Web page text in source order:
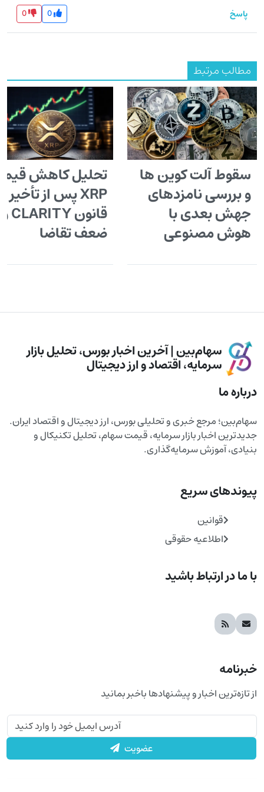
پاسخ 0
0
مطالب مرتبط
سقوط آلت کوین ها
و بررسی نامزدهای
جهش بعدی با
هوش مصنوعی
تحلیل کاهش
XRP پس از تأخیر
قانون CLARITY و
ضعف تقاضا
سهام‌بین | آخرین اخبار بورس، تحلیل بازار
سرمایه، اقتصاد و ارز دیجیتال
درباره ما
سهام‌بین؛ مرجع خبری و تحلیلی بورس، ارز دیجیتال و اقتصاد ایران.
جدیدترین اخبار بازار سرمایه، قیمت سهام، تحلیل تکنیکال و
بنیادی، آموزش سرمایه‌گذاری.
پیوندهای سریع
قوانین
اطلاعیه حقوقی
با ما در ارتباط باشید
خبرنامه
از تازه‌ترین اخبار و پیشنهادها باخبر بمانید
عضویت